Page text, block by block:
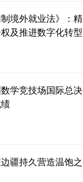
境外就业法》：精
及推进数字化转型
学竞技场国际总决
疆持久营造温饱之